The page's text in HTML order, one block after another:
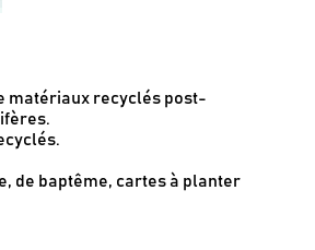
matériaux recyclés post-
de baptême, cartes à planter